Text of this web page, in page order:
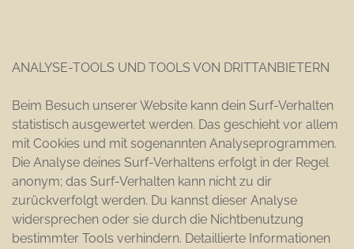
ANALYSE-TOOLS UND TOOLS VON DRITTANBIETERN
Beim Besuch unserer Website kann dein Surf-Verhalten
statistisch ausgewertet werden. Das geschieht vor allem
mit Cookies und mit sogenannten Analyseprogrammen.
Die Analyse deines Surf-Verhaltens erfolgt in der Regel
anonym; das Surf-Verhalten kann nicht zu dir
zurückverfolgt werden. Du kannst dieser Analyse
widersprechen oder sie durch die Nichtbenutzung
bestimmter Tools verhindern. Detaillierte Informationen